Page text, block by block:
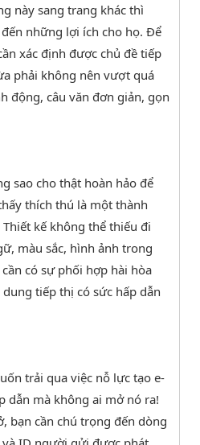
này sang trang khác thì
những lợi ích cho họ. Để
xác định được chủ đề tiếp
phải không nên vượt quá
động, câu văn đơn giản, gọn
sao cho thật hoàn hảo để
thích thú là một thành
kế không thể thiếu đi
màu sắc, hình ảnh trong
có sự phối hợp hài hòa
tiếp thị có sức hấp dẫn
trải qua việc nỗ lực tạo e-
dẫn mà không ai mở nó ra!
bạn cần chú trọng đến dòng